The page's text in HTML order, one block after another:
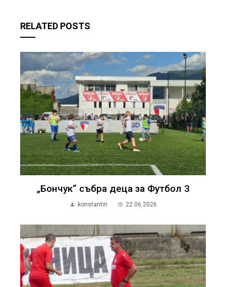
RELATED POSTS
„Бончук“ събра деца за Футбол 3
konstantin 22.06.2026